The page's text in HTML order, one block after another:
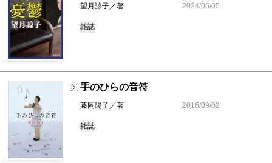
望月諒子／著 2024/06/05
雑誌
手のひらの音符
藤岡陽子／著 2016/09/02
雑誌